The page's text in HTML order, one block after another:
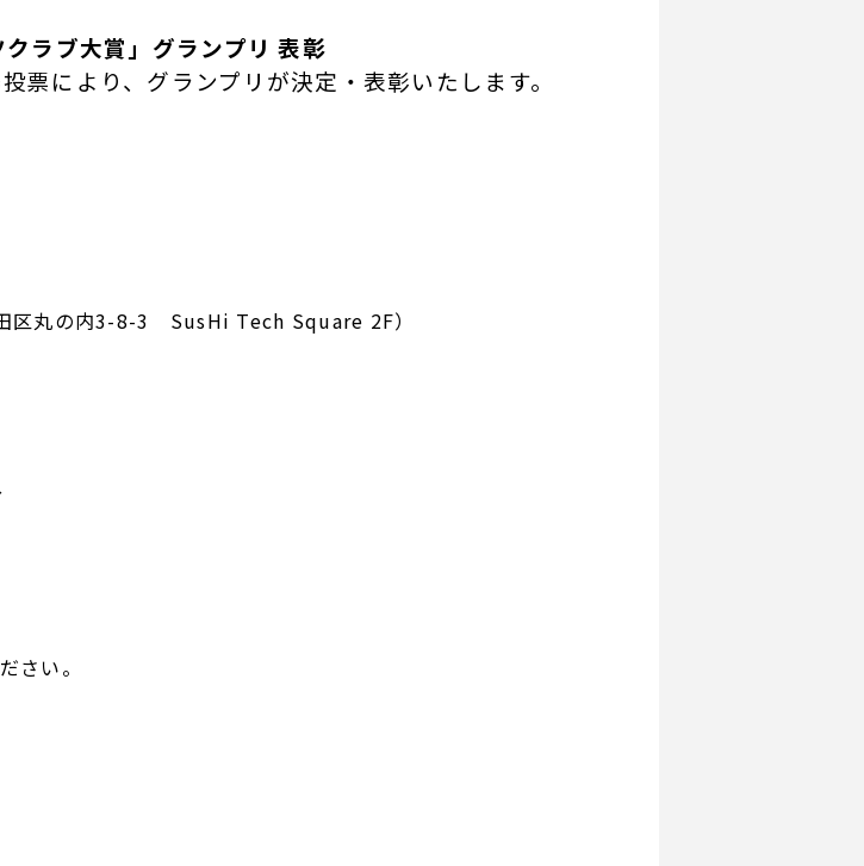
ラブ大賞」グランプリ 表彰
により、グランプリが決定・表彰いたします。
田区丸の内3-8-3 SusHi Tech Square 2F）
さい。